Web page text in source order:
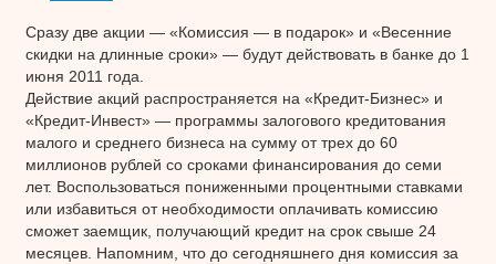
Сразу две акции — «Комиссия — в подарок» и «Весенние
скидки на длинные сроки» — будут действовать в банке до 1
июня 2011 года.
Действие акций распространяется на «Кредит-Бизнес» и
«Кредит-Инвест» — программы залогового кредитования
малого и среднего бизнеса на сумму от трех до 60
миллионов рублей со сроками финансирования до семи
лет. Воспользоваться пониженными процентными ставками
или избавиться от необходимости оплачивать комиссию
сможет заемщик, получающий кредит на срок свыше 24
месяцев. Напомним, что до сегодняшнего дня комиссия за